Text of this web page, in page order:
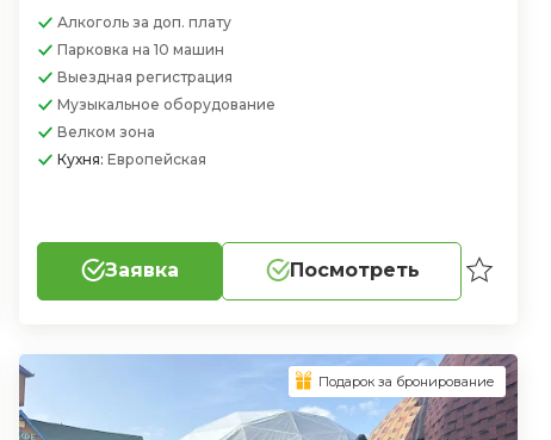
Алкогольза доп. плату
Парковкана 10 машин
Выездная регистрация
Музыкальное оборудование
Велком зона
Кухня:Европейская
Заявка Посмотреть
Подарок за бронирование